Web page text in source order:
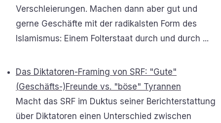
Verschleierungen. Machen dann aber gut und
gerne Geschäfte mit der radikalsten Form des
Islamismus: Einem Folterstaat durch und durch ...
Das Diktatoren-Framing von SRF: "Gute"
(Geschäfts-)Freunde vs. "böse" Tyrannen
Macht das SRF im Duktus seiner Berichterstattung
über Diktatoren einen Unterschied zwischen